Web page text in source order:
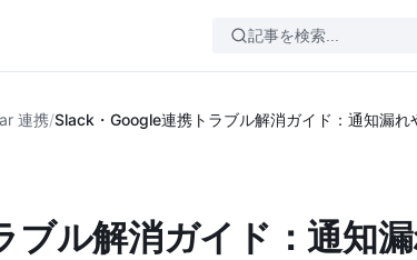
連携/Slack・Google連携トラブル解消ガイド：通知漏
ル解消ガイド：通知